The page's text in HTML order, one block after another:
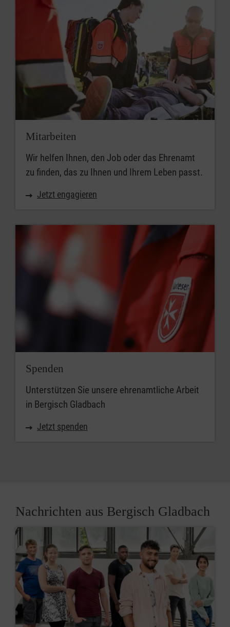
Mitarbeiten
Wir helfen Ihnen, den Job oder das Ehrenamt
zu finden, das zu Ihnen und Ihrem Leben passt.
Jetzt engagieren
Spenden
Unterstützen Sie unsere ehrenamtliche Arbeit
in Bergisch Gladbach
Jetzt spenden
Nachrichten aus Bergisch Gladbach